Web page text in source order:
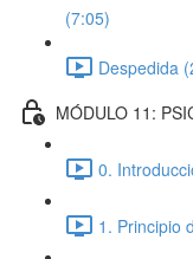
(7:05)
Despedida
MÓDULO 11:
0.
1. Principio